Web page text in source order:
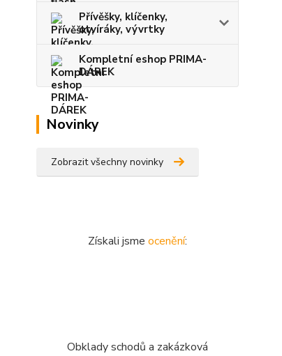
Přívěšky, klíčenky,
otvíráky, vývrtky
Kompletní eshop PRIMA-
DÁREK
Novinky
Zobrazit všechny novinky
Získali jsme ocenění:
Obklady schodů a zakázková